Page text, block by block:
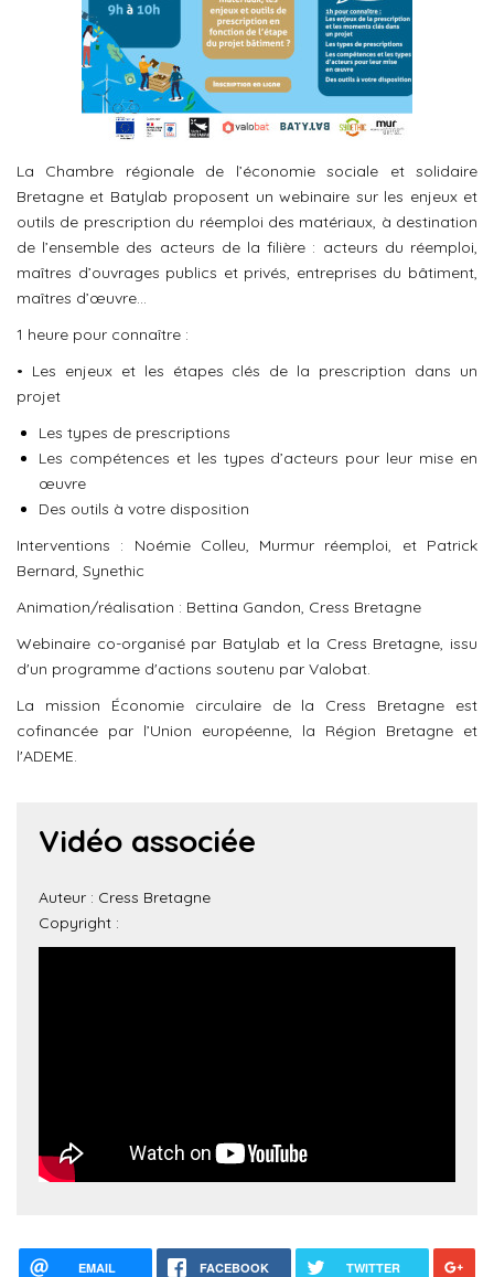
La Chambre régionale de l’économie sociale et solidaire
Bretagne et Batylab proposent un webinaire sur les enjeux et
outils de prescription du réemploi des matériaux, à destination
de l’ensemble des acteurs de la filière : acteurs du réemploi,
maîtres d’ouvrages publics et privés, entreprises du bâtiment,
maîtres d’œuvre…
1 heure pour connaître :
• Les enjeux et les étapes clés de la prescription dans un
projet
Les types de prescriptions
Les compétences et les types d’acteurs pour leur mise en
œuvre
Des outils à votre disposition
Interventions : Noémie Colleu, Murmur réemploi, et Patrick
Bernard, Synethic
Animation/réalisation : Bettina Gandon, Cress Bretagne
Webinaire co-organisé par Batylab et la Cress Bretagne, issu
d'un programme d'actions soutenu par Valobat.
La mission Économie circulaire de la Cress Bretagne est
cofinancée par l’Union européenne, la Région Bretagne et
l'ADEME.
Vidéo associée
Auteur : Cress Bretagne
Copyright :
EMAIL FACEBOOK TWITTER